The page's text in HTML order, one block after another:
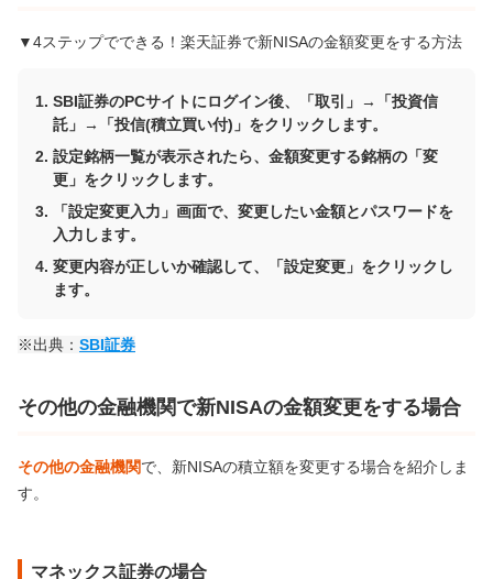
▼4ステップでできる！楽天証券で新NISAの金額変更をする方法
SBI証券のPCサイトにログイン後、「取引」→「投資信
託」→「投信(積立買い付)」をクリックします。
設定銘柄一覧が表示されたら、金額変更する銘柄の「変
更」をクリックします。
「設定変更入力」画面で、変更したい金額とパスワードを
入力します。
変更内容が正しいか確認して、「設定変更」をクリックし
ます。
※出典： SBI証券
その他の金融機関で新NISAの金額変更をする場合
その他の金融機関で、新NISAの積立額を変更する場合を紹介しま
す。
マネックス証券の場合